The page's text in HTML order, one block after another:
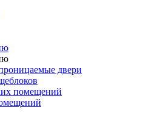
двери
помещений